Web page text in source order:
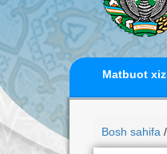
Matbuot
Bosh sahifa /